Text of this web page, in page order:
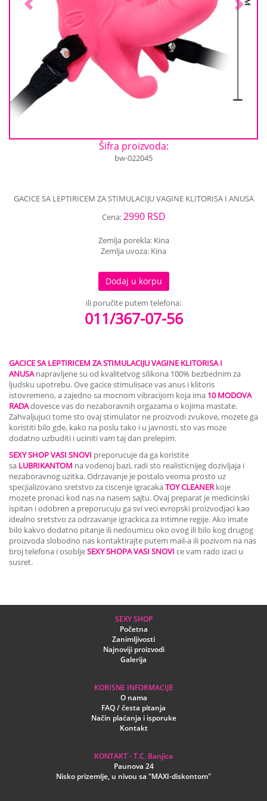
Šifra proizvoda:
bw-022045
GACICE SA LEPTIRICEM ZA STIMULACIJU VAGINE KLITORISA I ANUSA
Cena:2990 RSD
Zemlja porekla: Kina
Zemlja uvoza: Kina
Dodaj u korpu
ili poručite putem telefona:
011/367-07-56
GACICE SA LEPTIRICEM ZA STIMULACIJU VAGINE KLITORISA I
ANUSAnapravljene su od kvalitetvog silikona 100% bezbednim za
ljudsku upotrebu. Ove gacice stimulisace vas anus i klitoris
istovremeno, a zajedno sa mocnom vibracijom koja ima 10 MODOVA
RADAdovesce vas do nezaboravnih orgazama o kojima mastate.
Zahvaljujuci tome sto ovaj stimulator ne proizvodi zvukove, mozete ga
koristiti bilo gde, kako na poslu tako i u javnosti, sto vas moze
dodatno uzbuditi i uciniti vam taj dan prelepim.
SEXY SHOP VASI SNOVI preporucuje da ga koristite
sa LUBRIKANTOM na vodenoj bazi, radi sto realisticnijeg dozivljaja i
nezaboravnog uzitka. Odrzavanje je postalo veoma prosto uz
specjializovano sretstvo za ciscenje igracakaTOY CLEANERkoje
mozete pronaci kod nas na nasem sajtu. Ovaj preparat je medicinski
ispitan i odobren a preporucuju ga svi veci evropski proizvodjaci kao
idealno sretstvo za odrzavanje igrackica za intimne regije. Ako imate
bilo kakvo dodatno pitanje ili nedoumicu oko ovog ili bilo kog drugog
proizvoda slobodno nas kontaktirajte putem mail-a ili pozivom na nas
broj telefona i osobljeSEXY SHOPA VASI SNOVI ce vam rado izaci u
susret.
SEXY SHOP
Početna
Zanimljivosti
Najnoviji proizvodi
Galerija
KORISNE INFORMACIJE
O nama
FAQ / česta pitanja
Način plaćanja i isporuke
Kontakt
KONTAKT - T.C. Banjica
Paunova 24
Nisko prizemlje, u nivou sa "MAXI-diskontom"